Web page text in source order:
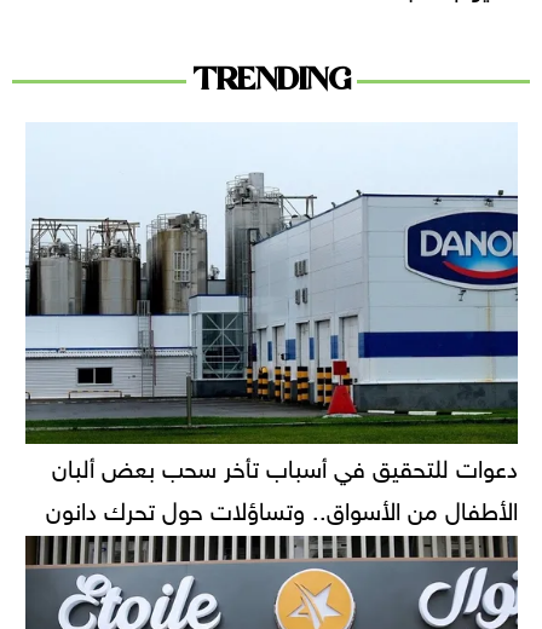
TRENDING
دعوات للتحقيق في أسباب تأخر سحب بعض ألبان
الأطفال من الأسواق.. وتساؤلات حول تحرك دانون